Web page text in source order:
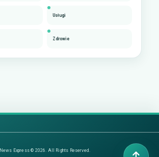
Usługi
Zdrowie
News Express © 2026. All Rights Reserved.